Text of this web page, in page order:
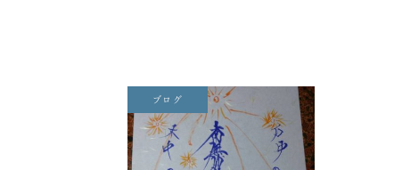
ブログ